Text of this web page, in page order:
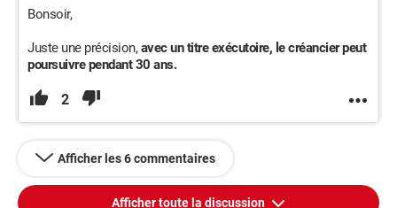
Bonsoir,
Juste une précision,avec un titre exécutoire, le créancier peut
poursuivre pendant 30 ans.
2
Afficher les 6 commentaires
Afficher toute la discussion